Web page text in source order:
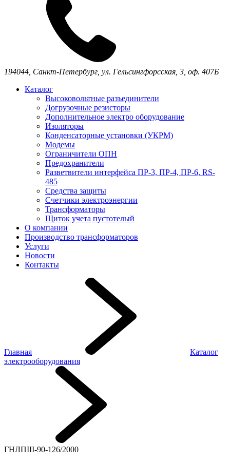
194044, Санкт-Петербург, ул. Гельсингфорсская, 3, оф. 407Б
Каталог
Высоковольтные разъединители
Догрузочные резисторы
Дополнительное электро оборудование
Изоляторы
Конденсаторные установки (УКРМ)
Модемы
Ограничители ОПН
Предохранители
Разветвители интерфейса ПР-3, ПР-4, ПР-6, RS-
485
Средства защиты
Счетчики электроэнергии
Трансформаторы
Щиток учета пустотелый
О компании
Производство трансформаторов
Услуги
Новости
Контакты
Главная
Каталог
электрооборудования
ГНЛПIII-90-126/2000